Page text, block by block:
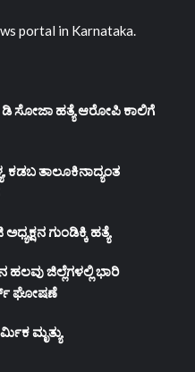
portal in Karnataka.
ಸೋಜಾ ಹತ್ಯೆ ಆರೋಪಿ ಕಾಲಿಗೆ
ಕಡಬ ತಾಲೂಕಿನಾದ್ಯಂತ
ಗುಂಡಿಕ್ಕಿ ಹತ್ಯೆ
ಜಿಲ್ಲೆಗಳಲ್ಲಿ ಭಾರಿ
ಘೋಷಣೆ
ಮೃತ್ಯು